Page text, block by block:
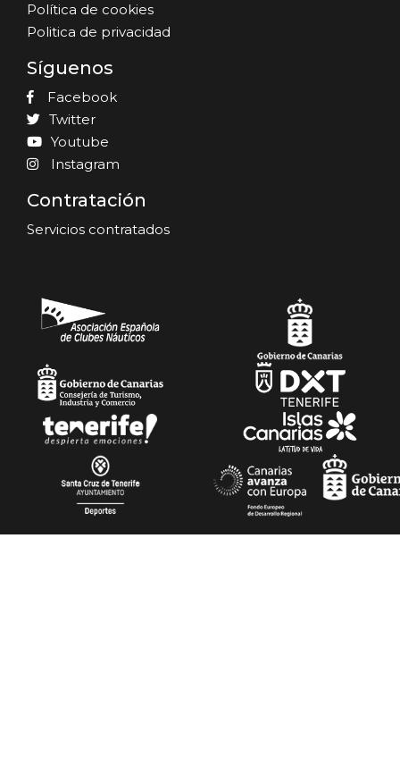
Política de cookies
Politica de privacidad
Síguenos
Facebook
Twitter
Youtube
Instagram
Contratación
Servicios contratados